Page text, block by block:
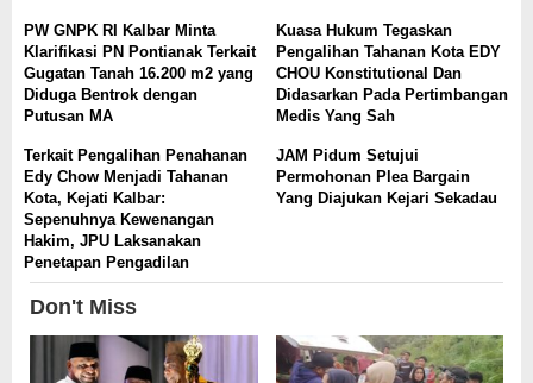
PW GNPK RI Kalbar Minta
Klarifikasi PN Pontianak Terkait
Gugatan Tanah 16.200 m2 yang
Diduga Bentrok dengan
Putusan MA
Kuasa Hukum Tegaskan
Pengalihan ‎Tahanan Kota EDY
CHOU Konstitutional Dan
Didasarkan Pada Pertimbangan
Medis Yang Sah
Terkait Pengalihan Penahanan
Edy Chow Menjadi Tahanan
Kota, Kejati Kalbar:
Sepenuhnya Kewenangan
Hakim, JPU Laksanakan
Penetapan Pengadilan
JAM Pidum Setujui
Permohonan Plea Bargain
Yang Diajukan Kejari Sekadau
Don't Miss